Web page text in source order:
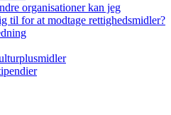
organisationer kan jeg
til for at modtage rettighedsmidler?